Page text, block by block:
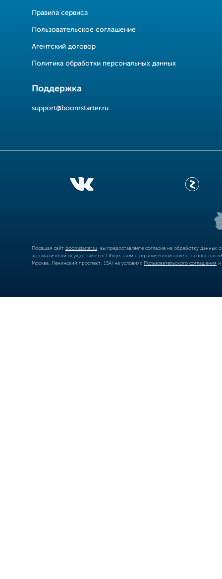
Правила сервиса
Пользовательское соглашение
Агентский договор
Политика обработки персональных данных
Поддержка
support@boomstarter.ru
Посещая сайт boomstarter.ru , вы предоставляете согласие на обработку
автоматически осуществляется Обществом с ограниченной
Москва, Ленинский проспект, 15А) на условиях Пользовательского соглашения и